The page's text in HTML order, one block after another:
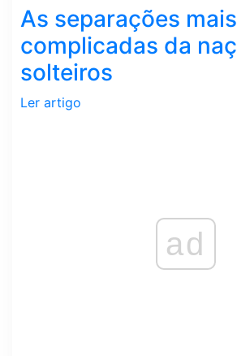
As separações mais
complicadas da
solteiros
Ler artigo
ad